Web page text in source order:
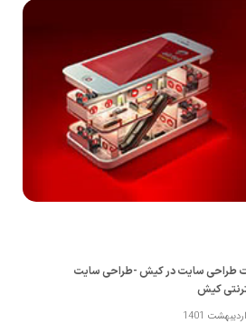
طراحی سایت در کیش -طراحی سایت
کیش